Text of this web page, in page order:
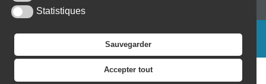
Statistiques
Sauvegarder
Accepter tout
PLAN DU SITE AIDE
ACCESSIBILITÉ
MENTIONS LÉGALES